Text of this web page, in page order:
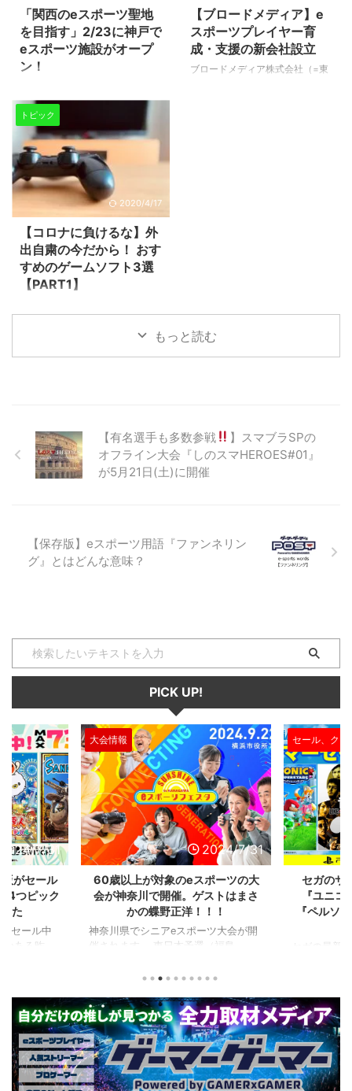
をしのぐ敷地を有する、日本最大
のゲーム/eスポーツ専用施設！
年齢性別問わず知的好奇心をくす
ぐる体験ができることでしょう。
REDEEにはゲームを「学ぶ」
掛けが ...
「OPENREC.tv」、国内最大級の
eスポーツイベント「RAGE」を
運営する株式会社CyberZが
RIZeSTと共同で満を持して開始
したサービスです。 わかってい
「関西のeスポーツ聖地
を目指す」2/23に神戸で
eスポーツ施設がオープ
ン！
店を展開する上新電機株式会社
が、兵庫県神戸市でeスポーツ施
設をオープンするという情報が入
ってきました。 2月23日（日）か
ら、ジョーシン三宮1ばん館9階に
「eスポーツアリーナ三宮」とい
う施設名でオープン予定。 この
施設はeスポーツのプロチーム
「SIRIUS GAMING(シリウスゲー
ミング)」のホームとなり、チー
ムが自ら運営を担当するそうで
す。客席数170席・面積173㎡
と、西日本最大級の規模（！）こ
【ブロードメディア】e
スポーツプレイヤー育
成・支援の新会社設立
ブロードメディア株式会社（=東
トピック
2020/4/17
【コロナに負けるな】外
出自粛の今だから！ おす
すめのゲームソフト3選
【PART1】
する気配がありません。政府によ
は、外出自粛の今だからこそおす
すめしたいゲームソフトを紹介し
ていきます☆ Apex
Legends(PS4/Xbox One/Origin)
イヤー数500 ...
もっと読む
【有名選手も多数参戦
】スマブラSPの
オフライン大会『しのスマHEROES#01』
が5月21日(土)に開催
【保存版】eスポーツ用語『ファンネリン
グ』とはどんな意味？
PICK UP!
2024/7/31
がセール
4つピック
た
セール中
ある昨
ルを独自に
。（類似し
ゲーム、長
ム） 注目
セット』
大会情報
2024/7/31
60歳以上が対象のeスポーツの大
会が神奈川で開催。ゲストはまさ
かの蝶野正洋！！！
神奈川県でシニアeスポーツ大会が開
催されます。 東日本予選（福島
選（神奈川県）の優勝者3名が決勝大
仕様。ご当地キャラクターによる対戦
も見られるとのことなので、家族で楽
しめるイベントになっているようで
す。 ちなみに、ゲストのプロレスラ
ーである蝶野正洋さんは今年60歳に
なるそうです。トークセッションに登
セール、クー
セガのサ
『ユニ
『ペルソ
セガの最新
ファンから
や編成や育
クなどが話
売されたば
要チェック
ル」に『ユ